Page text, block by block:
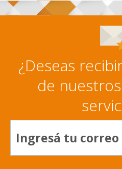
¿Deseas
de